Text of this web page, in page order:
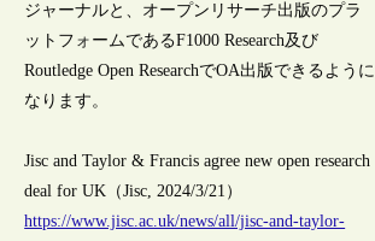
ジャーナルと、オープンリサーチ出版のプラ
ットフォームであるF1000 Research及び
Routledge Open ResearchでOA出版できるように
なります。
Jisc and Taylor & Francis agree new open research
deal for UK（Jisc, 2024/3/21）
https://www.jisc.ac.uk/news/all/jisc-and-taylor-